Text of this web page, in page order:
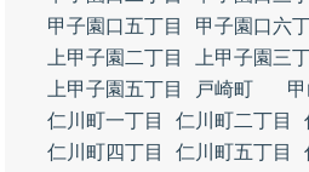
甲子園口五丁目
甲子園口六
上甲子園二丁目
上甲子園三
上甲子園五丁目
戸崎町
仁川町一丁目
仁川町二丁目
仁川町四丁目
仁川町五丁目